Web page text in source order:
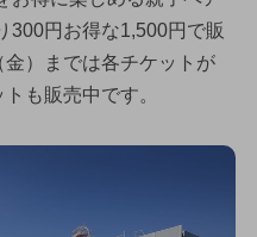
300円お得な1,500円で販
）までは各チケットが
も販売中です。